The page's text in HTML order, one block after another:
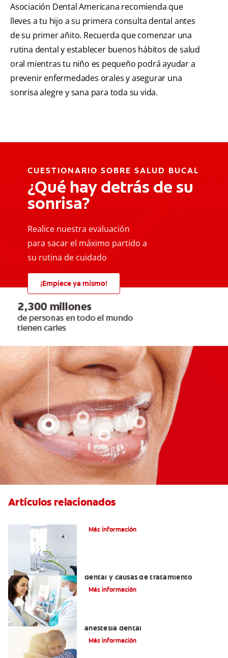
Asociación Dental Americana recomienda que
lleves a tu hijo a su primera consulta dental antes
de su primer añito. Recuerda que comenzar una
rutina dental y establecer buenos hábitos de salud
oral mientras tu niño es pequeño podrá ayudar a
prevenir enfermedades orales y asegurar una
sonrisa alegre y sana para toda su vida.
CUESTIONARIO SOBRE SALUD BUCAL
¿Qué hay detrás de su
sonrisa?
Realice nuestra evaluación
para sacar el máximo partido a
su rutina de cuidado
¡Empiece ya mismo!
Artículos relacionados
Más información
dental y causas de tratamiento
Más información
anestesia dental
Más información